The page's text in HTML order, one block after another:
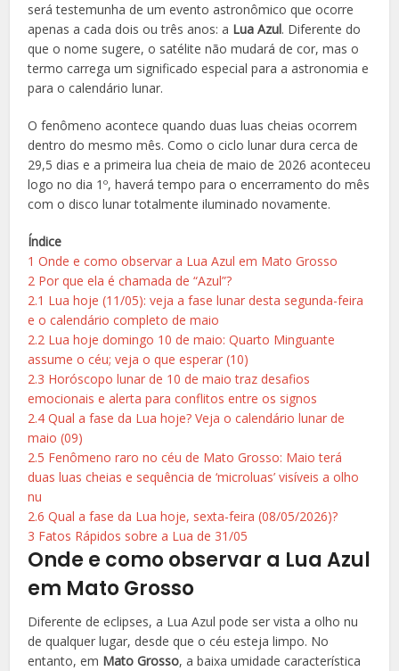
será testemunha de um evento astronômico que ocorre
apenas a cada dois ou três anos: a Lua Azul. Diferente do
que o nome sugere, o satélite não mudará de cor, mas o
termo carrega um significado especial para a astronomia e
para o calendário lunar.
O fenômeno acontece quando duas luas cheias ocorrem
dentro do mesmo mês. Como o ciclo lunar dura cerca de
29,5 dias e a primeira lua cheia de maio de 2026 aconteceu
logo no dia 1º, haverá tempo para o encerramento do mês
com o disco lunar totalmente iluminado novamente.
Índice
1 Onde e como observar a Lua Azul em Mato Grosso
2 Por que ela é chamada de “Azul”?
2.1 Lua hoje (11/05): veja a fase lunar desta segunda-feira
e o calendário completo de maio
2.2 Lua hoje domingo 10 de maio: Quarto Minguante
assume o céu; veja o que esperar (10)
2.3 Horóscopo lunar de 10 de maio traz desafios
emocionais e alerta para conflitos entre os signos
2.4 Qual a fase da Lua hoje? Veja o calendário lunar de
maio (09)
2.5 Fenômeno raro no céu de Mato Grosso: Maio terá
duas luas cheias e sequência de ‘microluas’ visíveis a olho
nu
2.6 Qual a fase da Lua hoje, sexta-feira (08/05/2026)?
3 Fatos Rápidos sobre a Lua de 31/05
Onde e como observar a Lua Azul
em Mato Grosso
Diferente de eclipses, a Lua Azul pode ser vista a olho nu
de qualquer lugar, desde que o céu esteja limpo. No
entanto, em Mato Grosso, a baixa umidade característica